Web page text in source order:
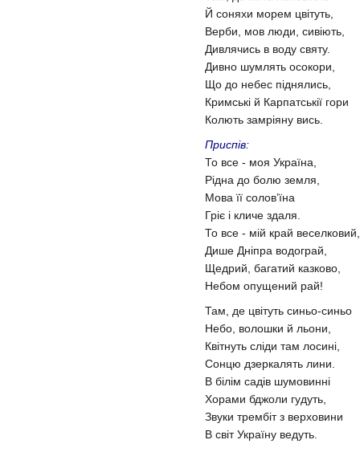
Й соняхи морем цвітуть,
Верби, мов люди, сивіють,
Дивлячись в воду святу.
Дивно шумлять осокори,
Що до небес піднялись,
Кримські й Карпатськії гори
Колють замріяну вись.
Приспів:
То все - моя Україна,
Рідна до болю земля,
Мова її солов’їна
Гріє і кличе здаля.
То все - мій край веселковий,
Дише Дніпра водограй,
Щедрий, багатий казково,
Небом опущений рай!
Там, де цвітуть синьо-синьо
Небо, волошки й льони,
Квітнуть сліди там лосині,
Сонцю дзеркалять лини.
В білім садів шумовинні
Хорами бджоли гудуть,
Звуки трембіт з верховини
В світ Україну ведуть.